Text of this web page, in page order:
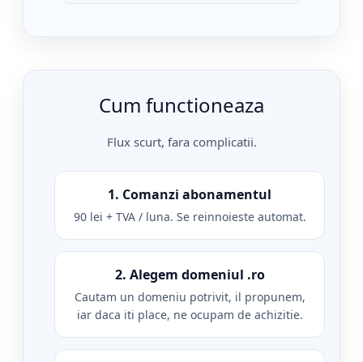
Cum functioneaza
Flux scurt, fara complicatii.
1. Comanzi abonamentul
90 lei + TVA / luna. Se reinnoieste automat.
2. Alegem domeniul .ro
Cautam un domeniu potrivit, il propunem,
iar daca iti place, ne ocupam de achizitie.